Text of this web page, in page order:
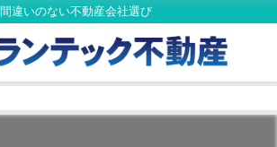
間違いのない不動産会社選び